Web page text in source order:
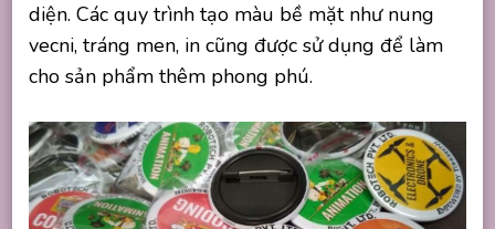
diện. Các quy trình tạo màu bề mặt như nung
vecni, tráng men, in cũng được sử dụng để làm
cho sản phẩm thêm phong phú.